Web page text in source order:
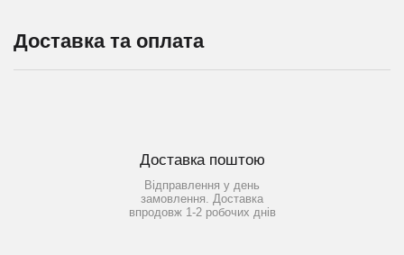
Доставка та оплата
Доставка поштою
Відправлення у день
замовлення. Доставка
впродовж 1-2 робочих днів